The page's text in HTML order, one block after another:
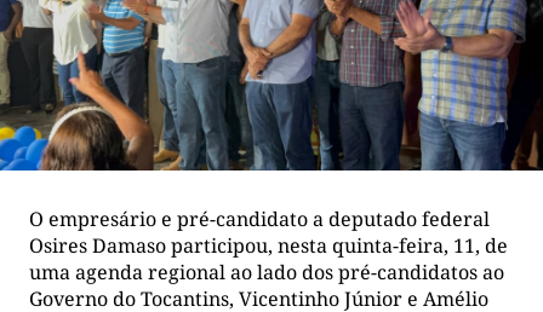
O empresário e pré-candidato a deputado federal
Osires Damaso participou, nesta quinta-feira, 11, de
uma agenda regional ao lado dos pré-candidatos ao
Governo do Tocantins, Vicentinho Júnior e Amélio